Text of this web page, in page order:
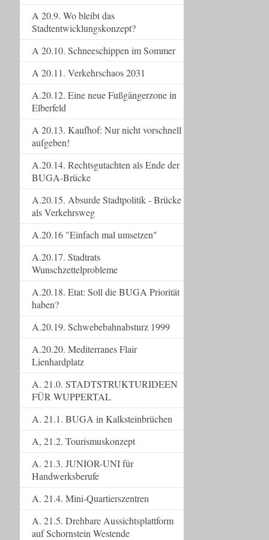
A 20.9. Wo bleibt das
Stadtentwicklungskonzept?
A 20.10. Schneeschippen im Sommer
A 20.11. Verkehrschaos 2031
A.20.12. Eine neue Fußgängerzone in
Elberfeld
A 20.13. Kaufhof: Nur nicht vorschnell
aufgeben!
A.20.14. Rechtsgutachten als Ende der
BUGA-Brücke
A.20.15. Absurde Stadtpolitik - Brücke
als Verkehrsweg
A.20.16 "Einfach mal umsetzen"
A.20.17. Stadtrats
Wunschzettelprobleme
A.20.18. Etat: Soll die BUGA Priorität
haben?
A.20.19. Schwebebahnabsturz 1999
A.20.20. Mediterranes Flair
Lienhardplatz
A. 21.0. STADTSTRUKTURIDEEN
FÜR WUPPERTAL
A. 21.1. BUGA in Kalksteinbrüchen
A, 21.2. Tourismuskonzept
A. 21.3. JUNIOR-UNI für
Handwerksberufe
A. 21.4. Mini-Quartierszentren
A. 21.5. Drehbare Aussichtsplattform
auf Schornstein Westende